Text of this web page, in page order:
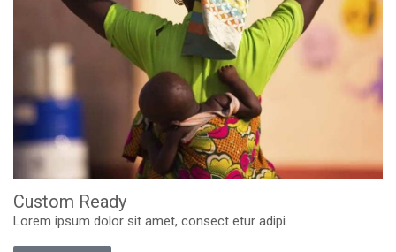
Custom Ready
Lorem ipsum dolor sit amet, consect etur adipi.